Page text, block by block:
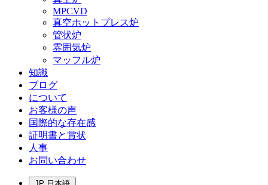
MPCVD
真空ホットプレス炉
管状炉
雰囲気炉
マッフル炉
知識
ブログ
について
お客様の声
国際的な存在感
証明書と賞状
人事
お問い合わせ